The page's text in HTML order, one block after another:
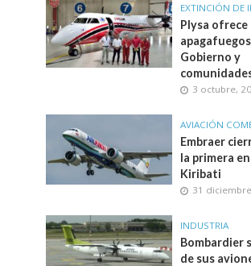
EXTINCIÓN DE
Plysa ofrece
Gobierno y
3 octubre,
AVIACIÓN
Embraer
la primera
Kiribati
31
INDUSTRIA
Bombardier
de sus